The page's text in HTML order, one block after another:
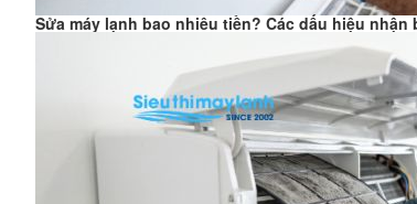
Sửa máy lạnh bao nhiêu tiền? Các dấu hiệu nhận